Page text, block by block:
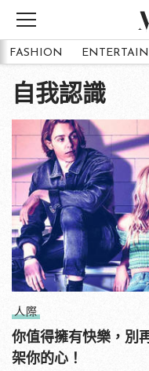
FASHION
自我認識
人際
你值得擁有快樂，別
架你的心！